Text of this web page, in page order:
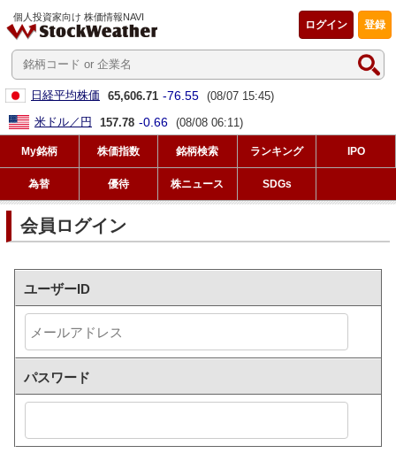
個人投資家向け 株価情報NAVI
登録
ログイン
日経平均株価 65,606.71 -76.55 (08/07 15:45)
米ドル／円
157.78 -0.66 (08/08 06:11)
My銘柄 株価指数 銘柄検索 ランキング IPO
為替 優待 株ニュース SDGs
会員ログイン
ユーザーID
パスワード